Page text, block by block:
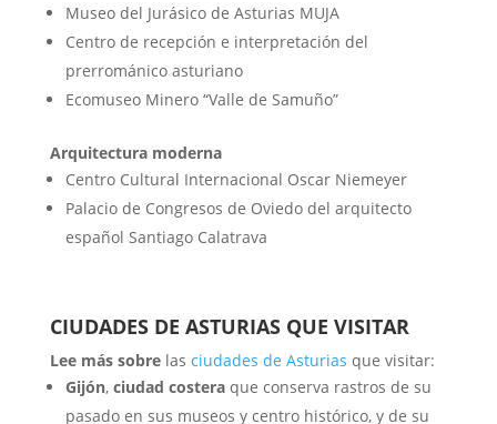
Museo del Jurásico de Asturias MUJA
Centro de recepción e interpretación del
prerrománico asturiano
Ecomuseo Minero “Valle de Samuño”
Arquitectura moderna
Centro Cultural Internacional Oscar Niemeyer
Palacio de Congresos de Oviedo del arquitecto
español Santiago Calatrava
CIUDADES DE ASTURIAS QUE VISITAR
Lee más sobrelas ciudades de Asturias que visitar:
Gijón, ciudad costeraque conserva rastros de su
pasado en sus museos y centro histórico, y de su